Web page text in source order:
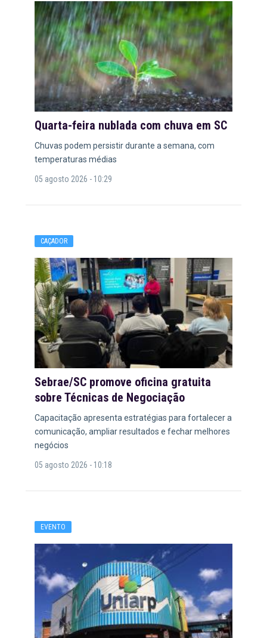
Quarta-feira nublada com chuva em SC
Chuvas podem persistir durante a semana, com
temperaturas médias
05 agosto 2026 - 10:29
CAÇADOR
Sebrae/SC promove oficina gratuita
sobre Técnicas de Negociação
Capacitação apresenta estratégias para fortalecer a
comunicação, ampliar resultados e fechar melhores
negócios
05 agosto 2026 - 10:18
EVENTO